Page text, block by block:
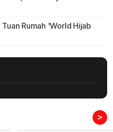
Rumah 'World Hijab
>